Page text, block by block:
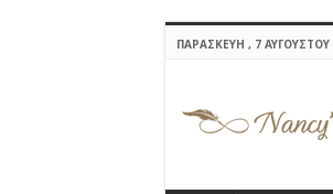
ΠΑΡΑΣΚΕΥΉ , 7 ΑΥΓΟΎΣΤΟΥ